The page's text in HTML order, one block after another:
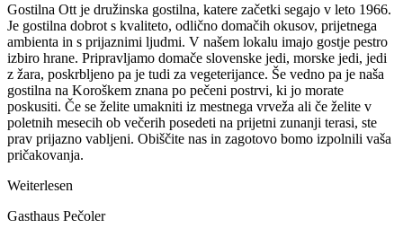
Gostilna Ott je družinska gostilna, katere začetki segajo v leto 1966.
Je gostilna dobrot s kvaliteto, odlično domačih okusov, prijetnega
ambienta in s prijaznimi ljudmi. V našem lokalu imajo gostje pestro
izbiro hrane. Pripravljamo domače slovenske jedi, morske jedi, jedi
z žara, poskrbljeno pa je tudi za vegeterijance. Še vedno pa je naša
gostilna na Koroškem znana po pečeni postrvi, ki jo morate
poskusiti. Če se želite umakniti iz mestnega vrveža ali če želite v
poletnih mesecih ob večerih posedeti na prijetni zunanji terasi, ste
prav prijazno vabljeni. Obiščite nas in zagotovo bomo izpolnili vaša
pričakovanja.
Weiterlesen
Gasthaus Pečoler